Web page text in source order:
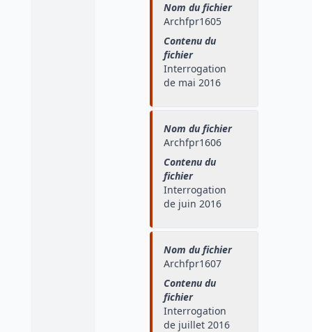
Nom du fichier
Archfpr1605
Contenu du
fichier
Interrogation
de mai 2016
Nom du fichier
Archfpr1606
Contenu du
fichier
Interrogation
de juin 2016
Nom du fichier
Archfpr1607
Contenu du
fichier
Interrogation
de juillet 2016